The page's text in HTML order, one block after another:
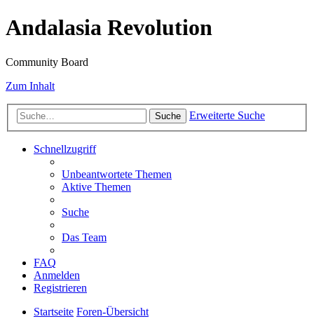
Andalasia Revolution
Community Board
Zum Inhalt
Suche Erweiterte Suche
Schnellzugriff
Unbeantwortete Themen
Aktive Themen
Suche
Das Team
FAQ
Anmelden
Registrieren
Startseite Foren-Übersicht